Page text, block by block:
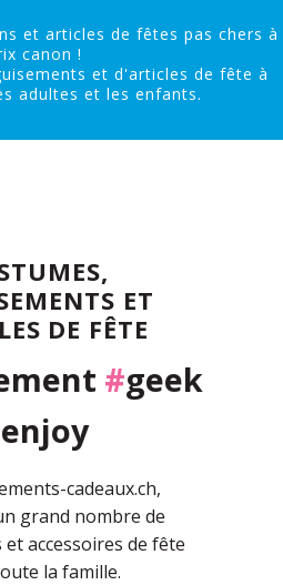
et articles de fêtes pas chers à
canon !
et d'articles de fête à
adultes et les enfants.
ET
DE FÊTE
#geek
enjoy
cadeaux.ch,
grand nombre de
accessoires de fête
la famille.